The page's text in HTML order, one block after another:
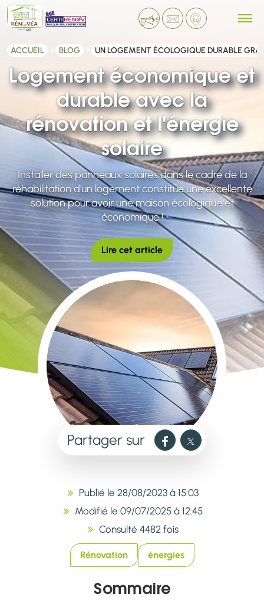
ACCUEIL BLOG UN LOGEMENT ÉCOLOGIQUE DURABLE
Logement économique et
durable avec la
rénovation et l'énergie
solaire
Installer des panneaux solaires dans le cadre de la
réhabilitation d'un logement constitue une excellente
solution pour avoir une maison écologique et
économique !
Lire cet article
Partager sur
Publié le 28/08/2023 à 15:03
Modifié le 09/07/2025 à 12:45
Consulté 4482 fois
Rénovation énergies
Sommaire